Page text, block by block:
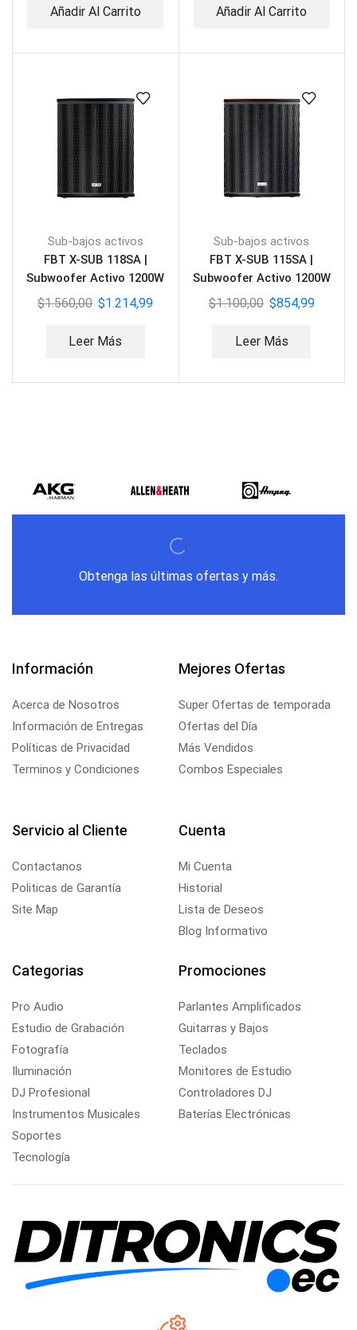
Añadir Al Carrito Añadir Al Carrito
Sub-bajos activos
FBT X-SUB 118SA |
Subwoofer Activo 1200W
$1.560,00 $1.214,99
Leer Más
Sub-bajos activos
FBT X-SUB 115SA |
Subwoofer Activo 1200W
$1.100,00 $854,99
Leer Más
Obtenga las últimas ofertas y más.
Información
Acerca de Nosotros
Información de Entregas
Políticas de Privacidad
Terminos y Condiciones
Mejores Ofertas
Super Ofertas de temporada
Ofertas del Día
Más Vendidos
Combos Especiales
Servicio al Cliente
Contactanos
Politicas de Garantía
Site Map
Cuenta
Mi Cuenta
Historial
Lista de Deseos
Blog Informativo
Categorias
Pro Audio
Estudio de Grabación
Fotografía
Iluminación
DJ Profesional
Instrumentos Musicales
Soportes
Tecnología
Promociones
Parlantes Amplificados
Guitarras y Bajos
Teclados
Monitores de Estudio
Controladores DJ
Baterías Electrónicas